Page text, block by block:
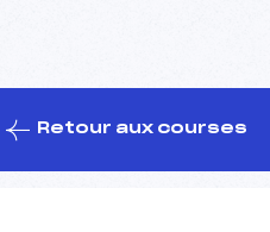
Retour aux courses